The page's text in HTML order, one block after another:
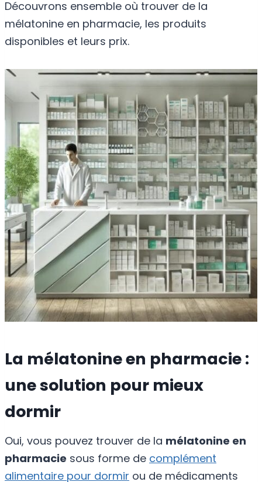
Découvrons ensemble où trouver de la
mélatonine en pharmacie, les produits
disponibles et leurs prix.
La mélatonine en pharmacie :
une solution pour mieux
dormir
Oui, vous pouvez trouver de la mélatonine en
pharmacie sous forme de complément
alimentaire pour dormir ou de médicaments